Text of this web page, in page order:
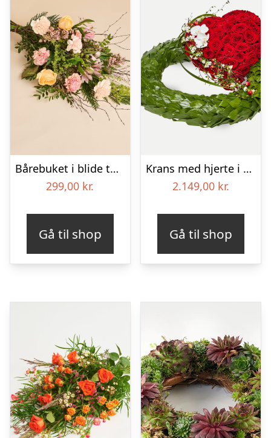
Bårebuket i blide toner
299,00 kr.
Gå til shop
Krans med hjerte i klassisk stil – rød og hvid
2.149,00 kr.
Gå til shop